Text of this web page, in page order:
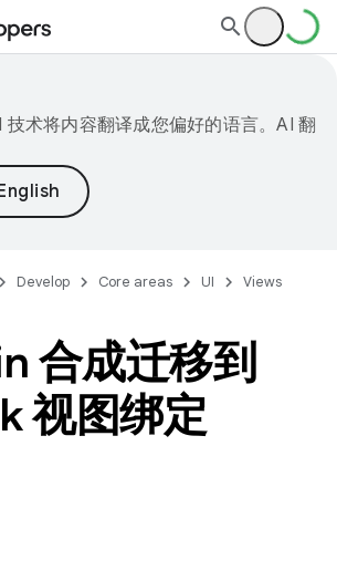
术将内容翻译成您偏好的语言。AI 翻
Develop Core areas UI
Views
合成迁移到
视图绑定